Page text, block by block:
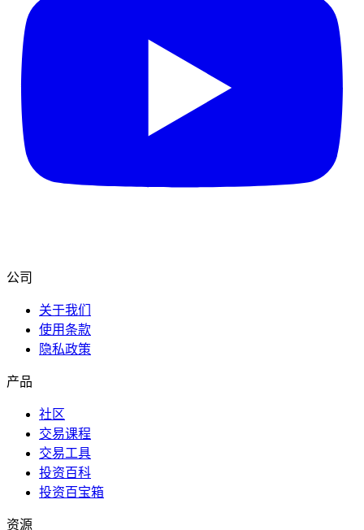
公司
关于我们
使用条款
隐私政策
产品
社区
交易课程
交易工具
投资百科
投资百宝箱
资源